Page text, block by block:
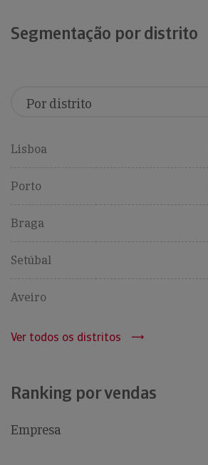
Segmentação por distrito
Lisboa
Porto
Braga
Setúbal
Aveiro
Ver todos os distritos
Ranking por vendas
Empresa